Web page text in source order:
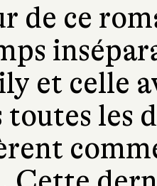
de ce
et celle
toutes les